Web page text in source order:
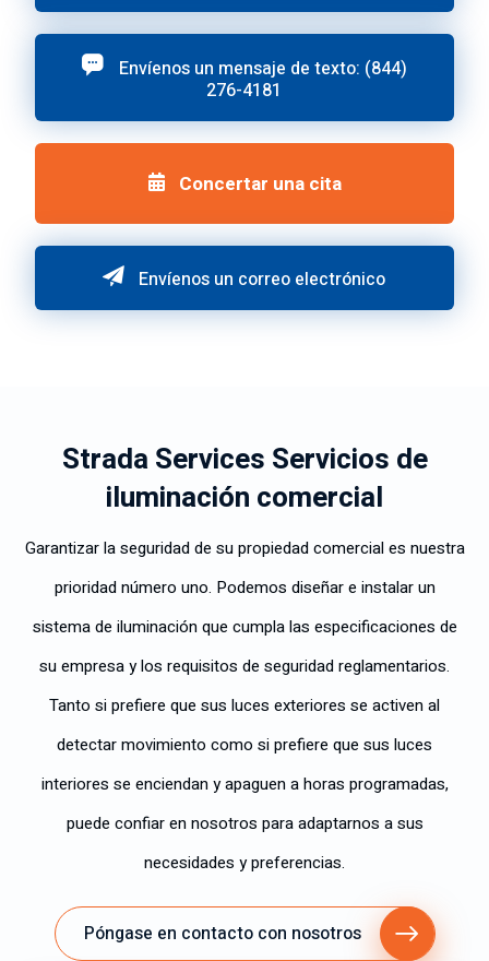
Envíenos un mensaje de texto: (844)
276-4181
Concertar una cita
Envíenos un correo electrónico
Strada Services Servicios de
iluminación comercial
Garantizar la seguridad de su propiedad comercial es nuestra
prioridad número uno. Podemos diseñar e instalar un
sistema de iluminación que cumpla las especificaciones de
su empresa y los requisitos de seguridad reglamentarios.
Tanto si prefiere que sus luces exteriores se activen al
detectar movimiento como si prefiere que sus luces
interiores se enciendan y apaguen a horas programadas,
puede confiar en nosotros para adaptarnos a sus
necesidades y preferencias.
Póngase en contacto con nosotros